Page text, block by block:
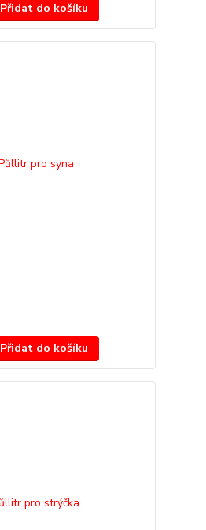
Přidat do košíku
Přidat do košíku